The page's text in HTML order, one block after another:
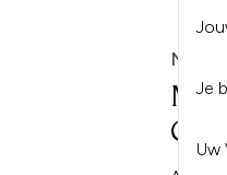
Je
Uw